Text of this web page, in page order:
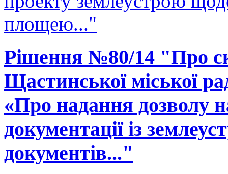
площею..."
Рішення №80/14 "Про
Щастинської міської
«Про надання дозволу
документації із
документів..."